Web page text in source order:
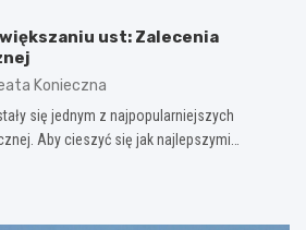
ust: Zalecenia
Konieczna
się jednym z najpopularniejszych
Aby cieszyć się jak najlepszymi…